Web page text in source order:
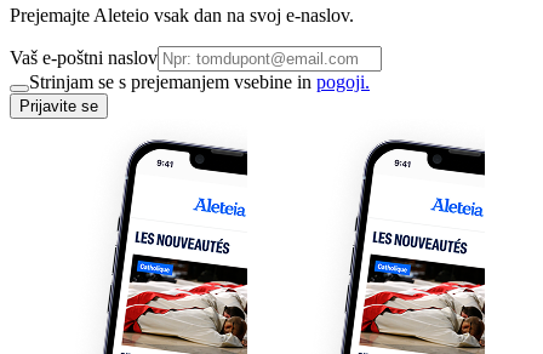
Prejemajte Aleteio vsak dan na svoj e-naslov.
Vaš e-poštni naslov
Strinjam se s prejemanjem vsebine in pogoji.
Prijavite se